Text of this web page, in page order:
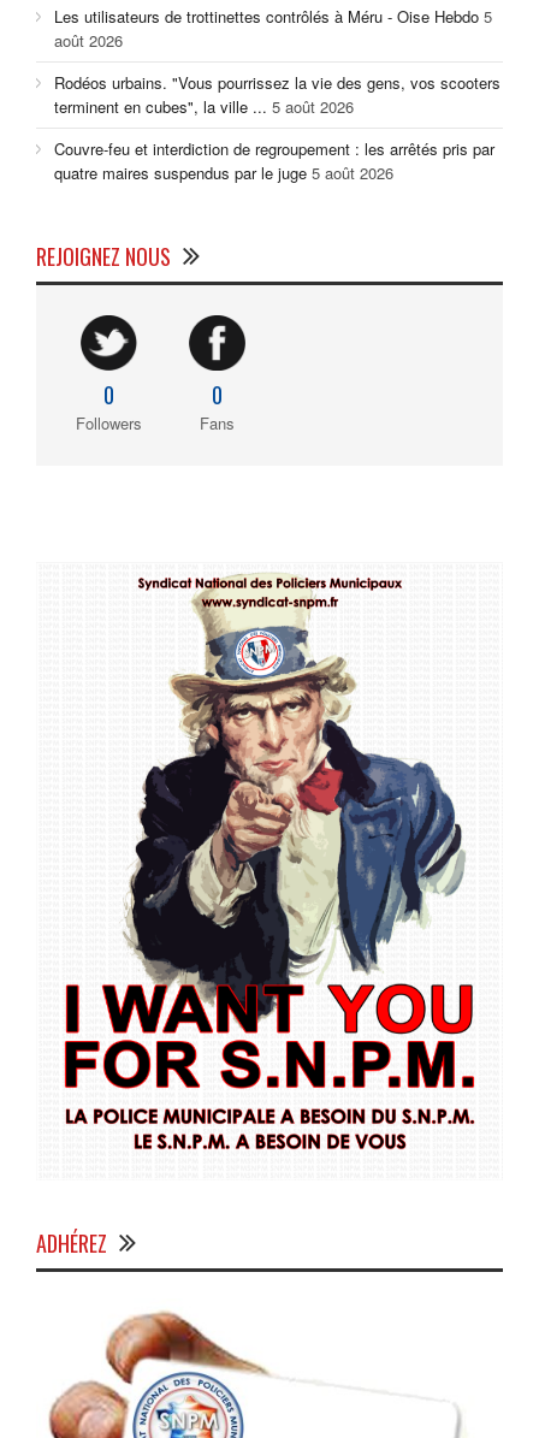
Les utilisateurs de trottinettes contrôlés à Méru - Oise Hebdo 5
août 2026
Rodéos urbains. "Vous pourrissez la vie des gens, vos scooters
terminent en cubes", la ville ... 5 août 2026
Couvre-feu et interdiction de regroupement : les arrêtés pris par
quatre maires suspendus par le juge 5 août 2026
REJOIGNEZ NOUS
0
Followers
0
Fans
ADHÉREZ